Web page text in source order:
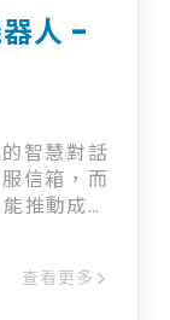
，無須重
能重複使
人 -
智慧對話
信箱，而
推動成交
效減少客
查看更多